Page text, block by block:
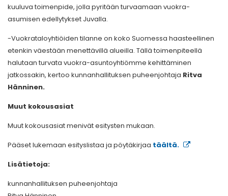
kuuluva toimenpide, jolla pyritään turvaamaan vuokra-
asumisen edellytykset Juvalla.
-Vuokrataloyhtiöiden tilanne on koko Suomessa haasteellinen
etenkin väestään menettävillä alueilla. Tällä toimenpiteellä
halutaan turvata vuokra-asuntoyhtiömme kehittäminen
jatkossakin, kertoo kunnanhallituksen puheenjohtaja Ritva
Hänninen.
Muut kokousasiat
Muut kokousasiat menivät esitysten mukaan.
Pääset lukemaan esityslistaa ja pöytäkirjaa täältä.
Lisätietoja:
kunnanhallituksen puheenjohtaja